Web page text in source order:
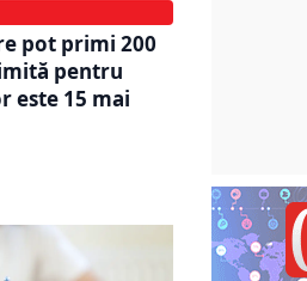
pot primi 200
pentru
este 15 mai